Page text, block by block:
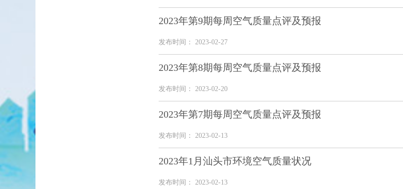
2023年第9期每周空气质量点评及预报
发布时间： 2023-02-27
2023年第8期每周空气质量点评及预报
发布时间： 2023-02-20
2023年第7期每周空气质量点评及预报
发布时间： 2023-02-13
2023年1月汕头市环境空气质量状况
发布时间： 2023-02-13